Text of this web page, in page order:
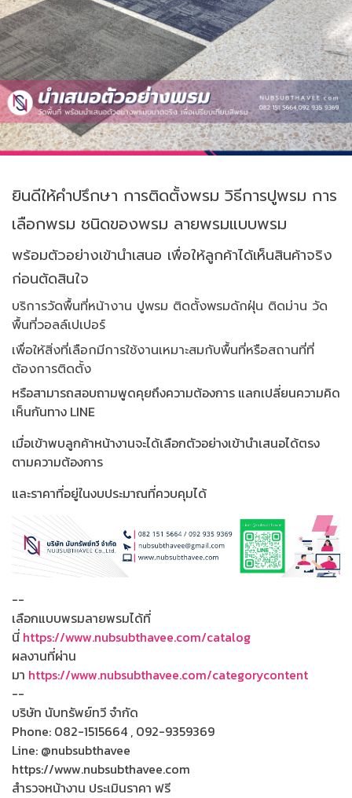
ยินดีให้คำปรึกษา การติดตั้งพรม วิธีการปูพรม การ
เลือกพรม ชนิดของพรม ลายพรมแบบพรม
พร้อมตัวอย่างเข้านำเสนอ เพื่อให้ลูกค้าได้เห็นสินค้าจริง
ก่อนตัดสินใจ
บริการวัดพื้นที่หน้างาน ปูพรม ติดตั้งพรมดักฝุ่น ติดม่าน วัด
พื้นที่วอลล์เปเปอร์
เพื่อให้สิ่งที่เลือกมีการใช้งานเหมาะสมกับพื้นที่หรือสถานที่ที่
ต้องการติดตั้ง
หรือสามารถสอบถามพูดคุยถึงความต้องการ แลกเปลี่ยนความคิด
เห็นกันทาง LINE
เมื่อเข้าพบลูกค้าหน้างานจะได้เลือกตัวอย่างเข้านำเสนอได้ตรง
ตามความต้องการ
และราคาที่อยู่ในงบประมาณที่ควบคุมได้
--
เลือกแบบพรมลายพรมได้ที่
นี่ https://www.nubsubthavee.com/catalog
ผลงานที่ผ่าน
มา https://www.nubsubthavee.com/categorycontent
--
บริษัท นับทรัพย์ทวี จำกัด
Phone: 082-1515664 , 092-9359369
Line: @nubsubthavee
https://www.nubsubthavee.com
สำรวจหน้างาน ประเมินราคา ฟรี